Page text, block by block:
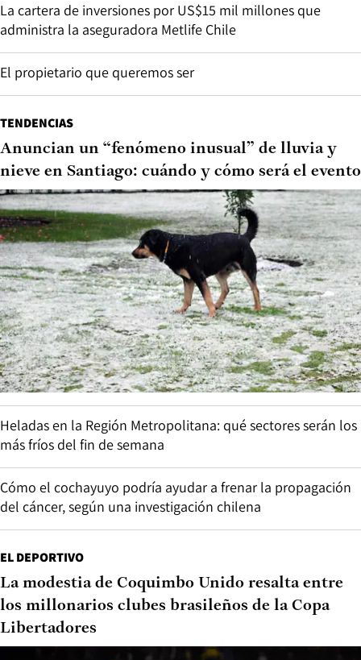
La cartera de inversiones por US$15 mil millones que
administra la aseguradora Metlife Chile
El propietario que queremos ser
TENDENCIAS
Anuncian un “fenómeno inusual” de lluvia y
nieve en Santiago: cuándo y cómo será el evento
Heladas en la Región Metropolitana: qué sectores serán los
más fríos del fin de semana
Cómo el cochayuyo podría ayudar a frenar la propagación
del cáncer, según una investigación chilena
EL DEPORTIVO
La modestia de Coquimbo Unido resalta entre
los millonarios clubes brasileños de la Copa
Libertadores